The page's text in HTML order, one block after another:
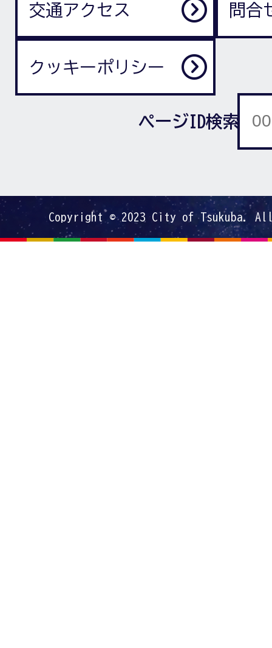
交通アクセス 問合
クッキーポリシー
ページID検索
Copyright © 2023 City of Tsukuba.